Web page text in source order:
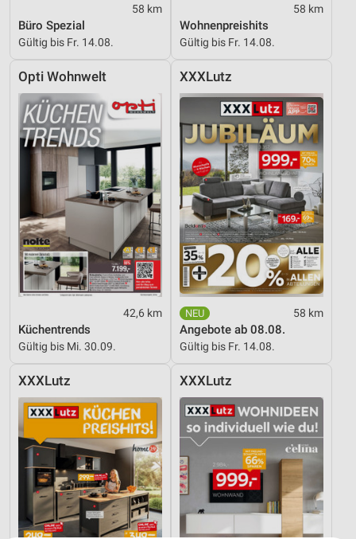
58 km
Büro Spezial
Gültig bis Fr. 14.08.
58 km
Wohnenpreishits
Gültig bis Fr. 14.08.
Opti Wohnwelt
42,6 km
Küchentrends
Gültig bis Mi. 30.09.
XXXLutz
58 km
Angebote ab 08.08.
Gültig bis Fr. 14.08.
XXXLutz XXXLutz